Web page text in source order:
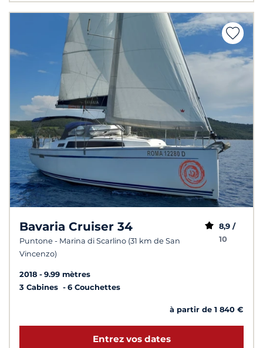
Bavaria Cruiser 34
Puntone - Marina di Scarlino (31 km de San
Vincenzo)
8,9 /
10
2018
9.99 mètres
3 Cabines
6 Couchettes
à partir de 1 840 €
Entrez vos dates